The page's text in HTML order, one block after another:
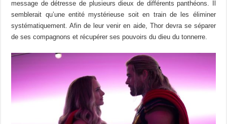
message de détresse de plusieurs dieux de différents panthéons. Il
semblerait qu’une entité mystérieuse soit en train de les éliminer
systématiquement. Afin de leur venir en aide, Thor devra se séparer
de ses compagnons et récupérer ses pouvoirs du dieu du tonnerre.